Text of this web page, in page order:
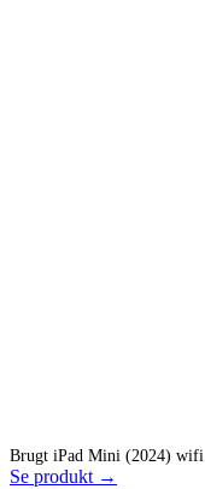
Brugt iPad Mini (2024) wifi
Se produkt →